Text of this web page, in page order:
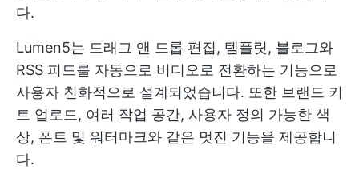
다.
Lumen5는 드래그 앤 드롭 편집, 템플릿, 블로그와
RSS 피드를 자동으로 비디오로 전환하는 기능으로
사용자 친화적으로 설계되었습니다. 또한 브랜드 키
트 업로드, 여러 작업 공간, 사용자 정의 가능한 색
상, 폰트 및 워터마크와 같은 멋진 기능을 제공합니
다.